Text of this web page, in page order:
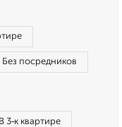
Без посредников
В 3‑к квартире